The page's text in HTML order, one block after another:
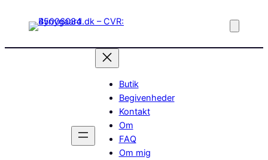
Butik
Begivenheder
Kontakt
Om
FAQ
Om mig